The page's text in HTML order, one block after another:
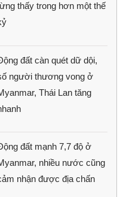
thấy trong hơn một thế
đất càn quét dữ dội,
người thương vong ở
Thái Lan tăng
đất mạnh 7,7 độ ở
nhiều nước cũng
nhận được địa chấn